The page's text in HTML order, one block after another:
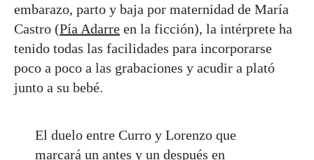
embarazo, parto y baja por maternidad de María
Castro (Pía Adarre en la ficción), la intérprete ha
tenido todas las facilidades para incorporarse
poco a poco a las grabaciones y acudir a plató
junto a su bebé.
El duelo entre Curro y Lorenzo que
marcará un antes y un después en